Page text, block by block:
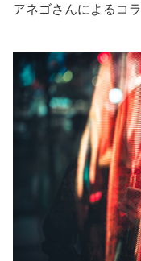
美容/健康
ワークスタ
妊娠/出産/家
ココロ/カラ
グルメ
トラベル
アネゴさんによるコラ